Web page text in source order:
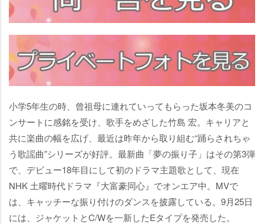
小学5年生の時、曾祖母に連れていってもらった坂本冬美のコ
ンサートに感銘を受け、歌手をめざした竹島 宏。キャリアと
共に楽曲の幅を広げ、最近は昨年から取り組む“踊らされちゃ
う歌謡曲”シリーズが好評。最新曲「夢の振り子」はその第3弾
で、デビュー18年目にして初のドラマ主題歌として、現在
NHK 土曜時代ドラマ『大富豪同心』でオンエア中。MVで
は、キャッチーな振り付けのダンスを披露している。9月25日
には、ジャケットとC/Wを一新したEタイプを発売した。